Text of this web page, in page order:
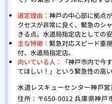
選定理由： 神戸の中心部に拠点
クセスが非常に良く、緊急のシ
きる点。水道局指定店としての
主な特徴： 緊急対応スピード重
付、水道局指定店。
向いている人：
「神戸市内で今
てほしい！」という緊急性の高い
水道レスキューセンター神戸
住所：〒650-0012 兵庫県神戸